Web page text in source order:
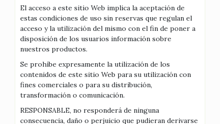
El acceso a este sitio Web implica la aceptación de
estas condiciones de uso sin reservas que regulan el
acceso y la utilización del mismo con el fin de poner a
disposición de los usuarios información sobre
nuestros productos.
Se prohíbe expresamente la utilización de los
contenidos de este sitio Web para su utilización con
fines comerciales o para su distribución,
transformación o comunicación.
RESPONSABLE, no responderá de ninguna
consecuencia, daño o perjuicio que pudieran derivarse